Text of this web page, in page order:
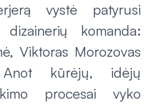
vystė patyrusi
komanda:
Viktoras Morozovas
kūrėjų, idėjų
procesai vyko